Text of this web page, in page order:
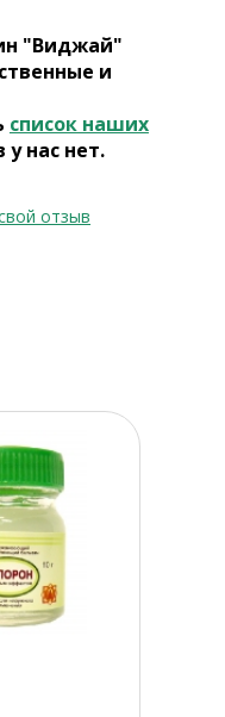
"Виджай"
и
список наших
у нас нет.
отзыв